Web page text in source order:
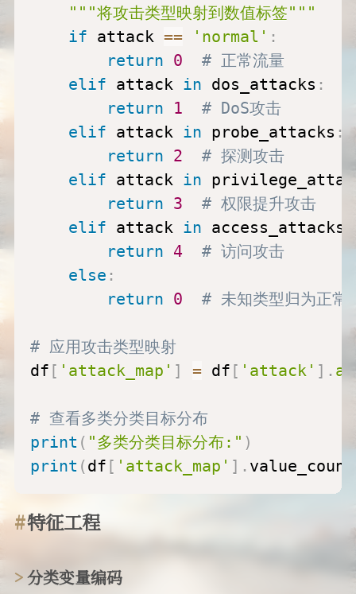
"""将攻击类型映射到数值标签"""
if attack == 'normal' :
return 0
# 正常流量
elif attack in dos_attacks :
return
1
# DoS攻击
elif attack in probe_attacks :
return 2
# 探测攻击
elif attack in
return 3
# 权限提升攻击
elif attack in access_attacks
return 4
# 访问攻击
else :
return 0 # 未知类型归为正常
# 应用攻击类型映射
df [ 'attack_map' ] = df [ 'attack' ] .
# 查看多类分类目标分布
print ( "多类分类目标分布:" )
print (df [ 'attack_map' ] .
特征工程
分类变量编码